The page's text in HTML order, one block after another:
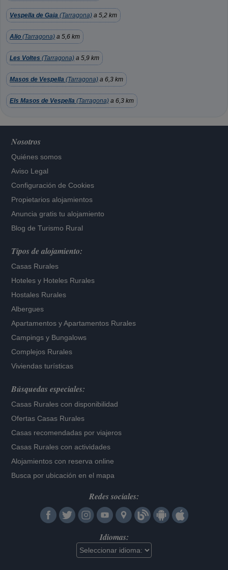
Vespella de Gaia (Tarragona) a 5,2 km
Alio (Tarragona) a 5,6 km
Les Voltes (Tarragona) a 5,9 km
Masos de Vespella (Tarragona) a 6,3 km
Els Masos de Vespella (Tarragona) a 6,3 km
Nosotros
Quiénes somos
Aviso Legal
Configuración de Cookies
Propietarios alojamientos
Anuncia gratis tu alojamiento
Blog de Turismo Rural
Tipos de alojamiento:
Casas Rurales
Hoteles y Hoteles Rurales
Hostales Rurales
Albergues
Apartamentos yApartamentos Rurales
Campings y Bungalows
Complejos Rurales
Viviendas turísticas
Búsquedas especiales:
Casas Rurales con disponibilidad
Ofertas Casas Rurales
Casas recomendadas por viajeros
Casas Rurales con actividades
Alojamientos con reserva online
Busca por ubicación en el mapa
Redes sociales:
Idiomas: